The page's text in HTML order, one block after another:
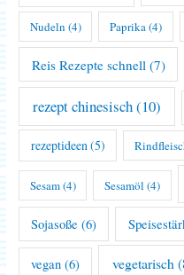
Nudeln (4) Paprika(4)
Reis Rezepte schnell (7)
rezept chinesisch(10)
rezeptideen (5)
Sesam(4) Sesamöl (4)
Sojasoße (6)
vegan (6) vegetarisch